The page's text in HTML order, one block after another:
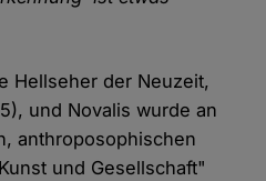
Hellseher der Neuzeit,
und Novalis wurde an
anthroposophischen
und Gesellschaft"